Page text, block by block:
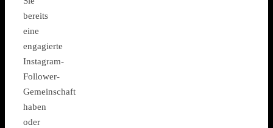
bereits
eine
engagierte
Instagram-
Follower-
Gemeinschaft
haben
oder